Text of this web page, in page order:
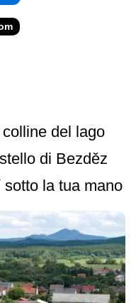
del lago
di Bezděz
la tua mano